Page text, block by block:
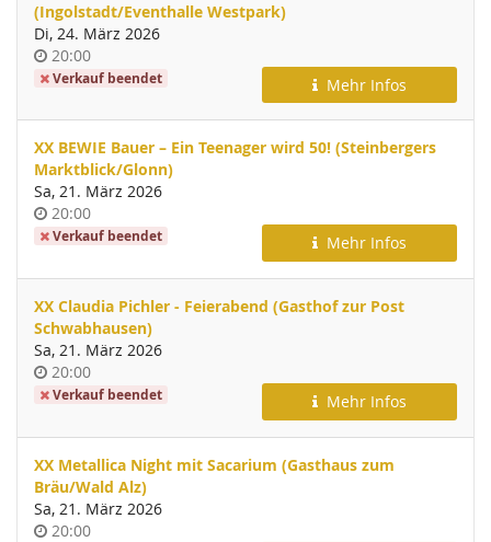
(Ingolstadt/Eventhalle Westpark)
Di, 24. März 2026
Uhrzeit
20:00
Verkauf beendet Mehr Infos
XX BEWIE Bauer – Ein Teenager wird 50! (Steinbergers
Marktblick/Glonn)
Sa, 21. März 2026
Uhrzeit
20:00
Verkauf beendet Mehr Infos
XX Claudia Pichler - Feierabend (Gasthof zur Post
Schwabhausen)
Sa, 21. März 2026
Uhrzeit
20:00
Verkauf beendet Mehr Infos
XX Metallica Night mit Sacarium (Gasthaus zum
Bräu/Wald Alz)
Sa, 21. März 2026
Uhrzeit
20:00